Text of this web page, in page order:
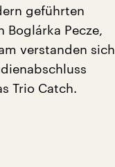
geführten
Pecze,
verstanden sich
Trio Catch.